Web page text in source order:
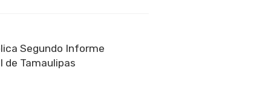
Segundo Informe
de Tamaulipas